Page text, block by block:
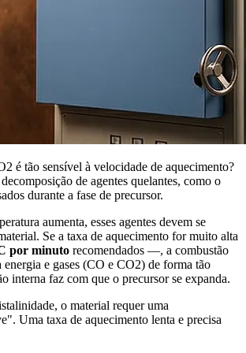
é tão sensível à velocidade de aquecimento?
de agentes quelantes, como o
durante a fase de precursor.
aumenta, esses agentes devem se
Se a taxa de aquecimento for muito alta
por minuto recomendados —, a combustão
energia e gases (CO e CO2) de forma tão
interna faz com que o precursor se expanda.
o material requer uma
Uma taxa de aquecimento lenta e precisa